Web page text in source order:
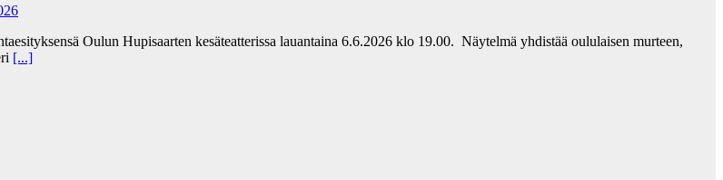
Oulun Hupisaarten kesäteatterissa lauantaina 6.6.2026 klo 19.00. Näytelmä yhdistää oululaisen murteen,
[...]